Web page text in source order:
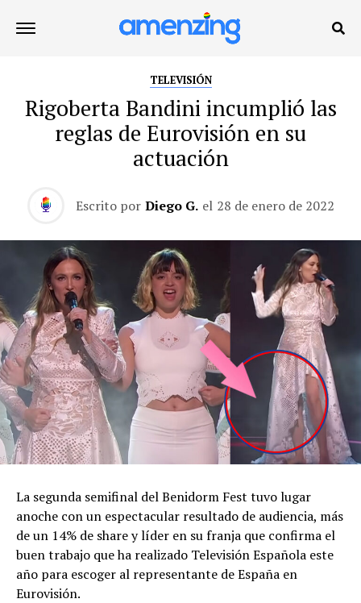
TELEVISIÓN
Rigoberta Bandini incumplió las
reglas de Eurovisión en su
actuación
Escrito por Diego G. el 28 de enero de 2022
La segunda semifinal del Benidorm Fest tuvo lugar
anoche con un espectacular resultado de audiencia, más
de un 14% de share y líder en su franja que confirma el
buen trabajo que ha realizado Televisión Española este
año para escoger al representante de España en
Eurovisión.